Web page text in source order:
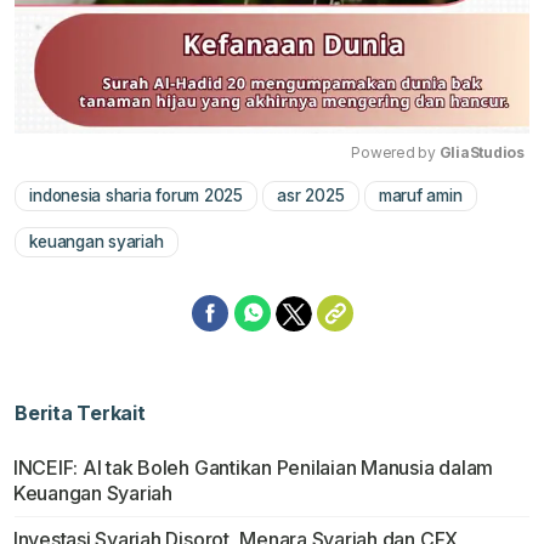
Mute
Powered by GliaStudios
indonesia sharia forum 2025 asr 2025 maruf amin
keuangan syariah
Berita Terkait
INCEIF: AI tak Boleh Gantikan Penilaian Manusia dalam
Keuangan Syariah